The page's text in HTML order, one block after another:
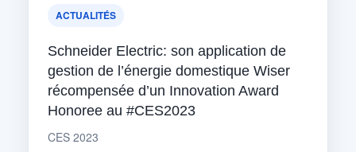
ACTUALITÉS
Schneider Electric: son application de
gestion de l’énergie domestique Wiser
récompensée d’un Innovation Award
Honoree au #CES2023
CES 2023